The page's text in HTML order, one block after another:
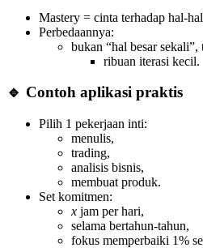
Mastery = cinta terhadap hal-
Perbedaannya:
bukan “hal besar sekali”,
ribuan iterasi kecil.
🔹 Contoh aplikasi praktis
Pilih 1 pekerjaan inti:
menulis,
trading,
analisis bisnis,
membuat produk.
Set komitmen:
x jam per hari,
selama bertahun-tahun,
fokus memperbaiki 1%